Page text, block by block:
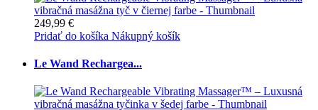
249,99 €
Pridať do košíka Nákupný košík
Le Wand Rechargea...